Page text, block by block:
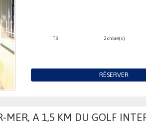
T3 2 chbre(s)
RÉSERVER
MER, A 1,5 KM DU GOLF